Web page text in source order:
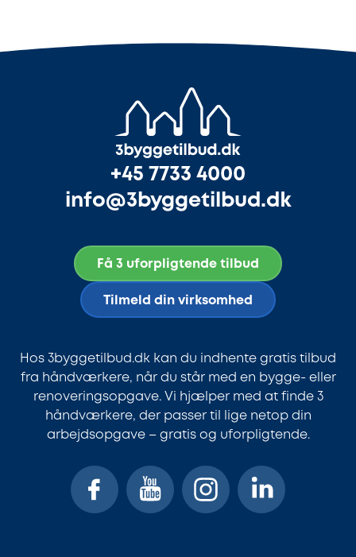
+45 7733 4000
info@3byggetilbud.dk
Få 3 uforpligtende tilbud
Tilmeld din virksomhed
Hos 3byggetilbud.dk kan du indhente gratis tilbud
fra håndværkere, når du står med en bygge- eller
renoveringsopgave. Vi hjælper med at finde 3
håndværkere, der passer til lige netop din
arbejdsopgave – gratis og uforpligtende.